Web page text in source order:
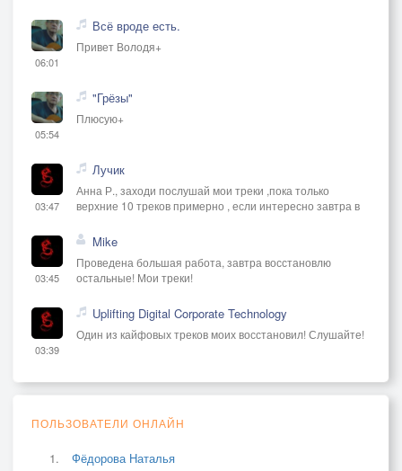
06:01
Всё вроде есть.
Привет Володя+
05:54
"Грёзы"
Плюсую+
03:47
Лучик
Анна Р., заходи послушай мои треки ,пока только
верхние 10 треков примерно , если интересно завтра в
03:45
Mike
Проведена большая работа, завтра восстановлю
остальные! Мои треки!
03:39
Uplifting Digital Corporate Technology
Один из кайфовых треков моих восстановил! Слушайте!
ПОЛЬЗОВАТЕЛИ ОНЛАЙН
Фёдорова Наталья